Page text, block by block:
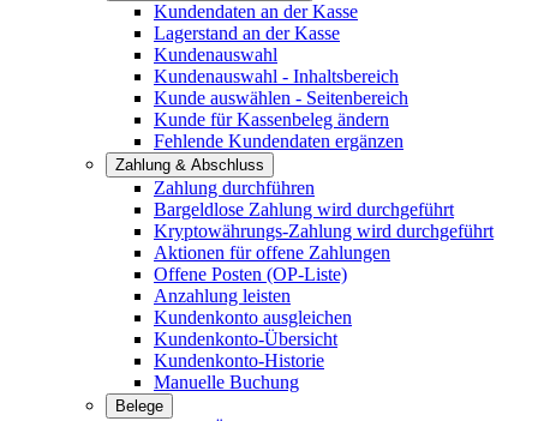
Kundendaten an der Kasse
Lagerstand an der Kasse
Kundenauswahl
Kundenauswahl - Inhaltsbereich
Kunde auswählen - Seitenbereich
Kunde für Kassenbeleg ändern
Fehlende Kundendaten ergänzen
Zahlung & Abschluss
Zahlung durchführen
Bargeldlose Zahlung wird durchgeführt
Kryptowährungs-Zahlung wird durchgeführt
Aktionen für offene Zahlungen
Offene Posten (OP-Liste)
Anzahlung leisten
Kundenkonto ausgleichen
Kundenkonto-Übersicht
Kundenkonto-Historie
Manuelle Buchung
Belege